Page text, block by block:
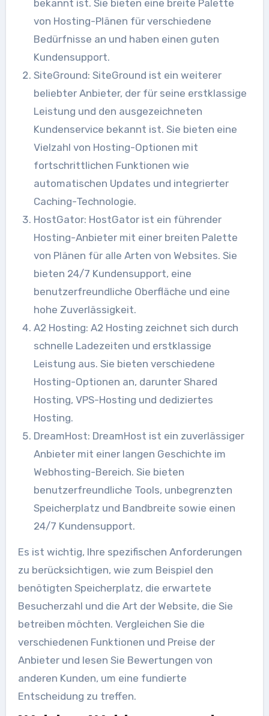
bekannt ist. Sie bieten eine breite Palette
von Hosting-Plänen für verschiedene
Bedürfnisse an und haben einen guten
Kundensupport.
SiteGround: SiteGround ist ein weiterer
beliebter Anbieter, der für seine erstklassige
Leistung und den ausgezeichneten
Kundenservice bekannt ist. Sie bieten eine
Vielzahl von Hosting-Optionen mit
fortschrittlichen Funktionen wie
automatischen Updates und integrierter
Caching-Technologie.
HostGator: HostGator ist ein führender
Hosting-Anbieter mit einer breiten Palette
von Plänen für alle Arten von Websites. Sie
bieten 24/7 Kundensupport, eine
benutzerfreundliche Oberfläche und eine
hohe Zuverlässigkeit.
A2 Hosting: A2 Hosting zeichnet sich durch
schnelle Ladezeiten und erstklassige
Leistung aus. Sie bieten verschiedene
Hosting-Optionen an, darunter Shared
Hosting, VPS-Hosting und dediziertes
Hosting.
DreamHost: DreamHost ist ein zuverlässiger
Anbieter mit einer langen Geschichte im
Webhosting-Bereich. Sie bieten
benutzerfreundliche Tools, unbegrenzten
Speicherplatz und Bandbreite sowie einen
24/7 Kundensupport.
Es ist wichtig, Ihre spezifischen Anforderungen
zu berücksichtigen, wie zum Beispiel den
benötigten Speicherplatz, die erwartete
Besucherzahl und die Art der Website, die Sie
betreiben möchten. Vergleichen Sie die
verschiedenen Funktionen und Preise der
Anbieter und lesen Sie Bewertungen von
anderen Kunden, um eine fundierte
Entscheidung zu treffen.